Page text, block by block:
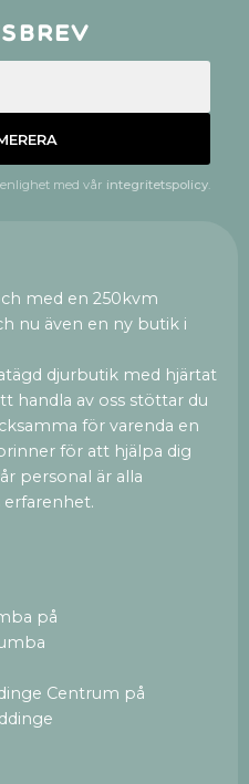
med vår integritetspolicy.
med en 250kvm
nu även en ny butik i
djurbutik med hjärtat
handla av oss stöttar du
för varenda en
för att hjälpa dig
personal är alla
erfarenhet.
på
Centrum på